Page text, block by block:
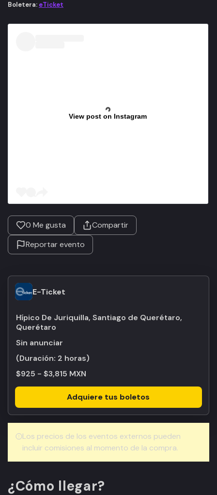
Boletera: eTicket
View post on Instagram
0 Me gusta
Compartir
Reportar evento
E-Ticket
Hípico De Juriquilla, Santiago de Querétaro,
Querétaro
Sin anunciar
(Duración: 2 horas)
$925 - $3,815 MXN
Adquiere tus boletos
Los precios de los eventos externos pueden
incluir comisiones al momento de la compra.
¿Cómo llegar?